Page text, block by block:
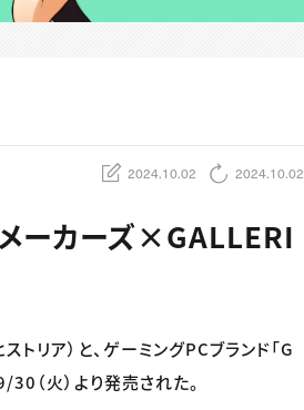
2024.10.02 2024.10.02
ーカーズ×GALLERI
リア）と、ゲーミングPCブランド「G
（火）より発売された。